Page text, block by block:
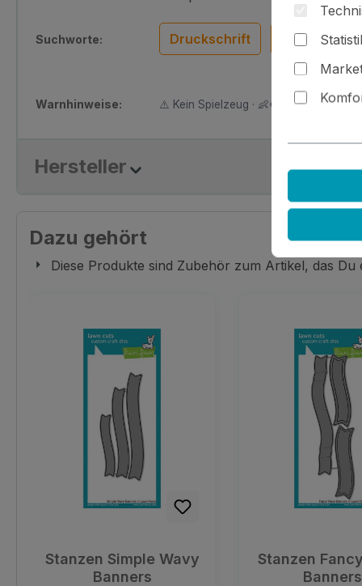
Suchworte: Druckschrift Geburtstag
Warnhinweise: ⚠️ Kein Spielzeug · 👶🚫 Nicht für
Hersteller
Dazu gehört
Diese Produkte sind Zubehör zum Artikel, das
Stanzen Simple Wavy
Banners
Stanzen
Banners